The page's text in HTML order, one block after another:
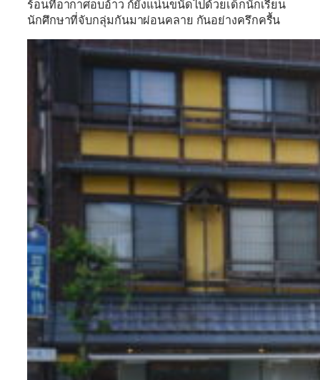
ร้อนที่อากาศอบอ้าว ก้ยังแน่นขนัดไปด้วยเด็กนักเรียน
นักศึกษาที่จับกลุ่มกันมาผ่อนคลาย กันอย่างครึกครื้น